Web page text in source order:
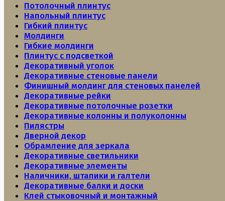
Потолочный плинтус
Напольный плинтус
Гибкий плинтус
Молдинги
Гибкие молдинги
Плинтус с подсветкой
Декоративный уголок
Декоративные стеновые панели
Финишный молдинг для стеновых панелей
Декоративные рейки
Декоративные потолочные розетки
Декоративные колонны и полуколонны
Пилястры
Дверной декор
Обрамление для зеркала
Декоративные светильники
Декоративные элементы
Наличники, штапики и галтели
Декоративные балки и доски
Клей стыковочный и монтажный